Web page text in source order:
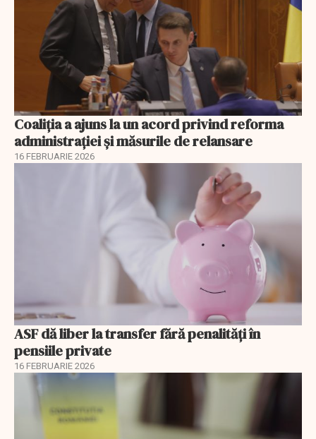
Coaliția a ajuns la un acord privind reforma
administrației și măsurile de relansare
16 FEBRUARIE 2026
ASF dă liber la transfer fără penalități în
pensiile private
16 FEBRUARIE 2026